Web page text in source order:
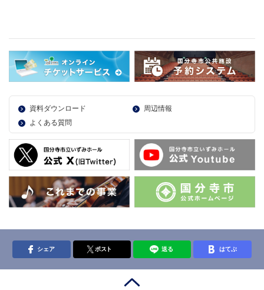
資料ダウンロード
周辺情報
よくある質問
シェア ポスト 送る はてぶ